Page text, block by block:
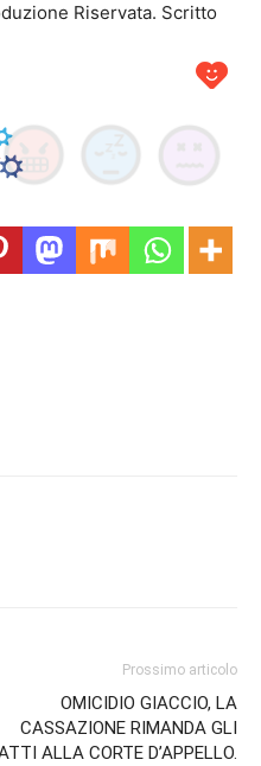
Riservata. Scritto
Prossimo articolo
OMICIDIO GIACCIO, LA
CASSAZIONE RIMANDA GLI
ALLA CORTE D’APPELLO.